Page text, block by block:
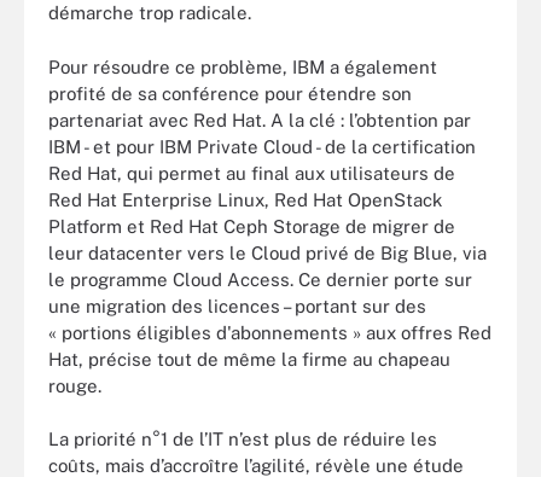
démarche trop radicale.
Pour résoudre ce problème, IBM a également
profité de sa conférence pour étendre son
partenariat avec Red Hat. A la clé : l’obtention par
IBM - et pour IBM Private Cloud - de la certification
Red Hat, qui permet au final aux utilisateurs de
Red Hat Enterprise Linux, Red Hat OpenStack
Platform et Red Hat Ceph Storage de migrer de
leur datacenter vers le Cloud privé de Big Blue, via
le programme Cloud Access. Ce dernier porte sur
une migration des licences – portant sur des
« portions éligibles d'abonnements » aux offres Red
Hat, précise tout de même la firme au chapeau
rouge.
La priorité n°1 de l’IT n’est plus de réduire les
coûts, mais d’accroître l’agilité, révèle une étude